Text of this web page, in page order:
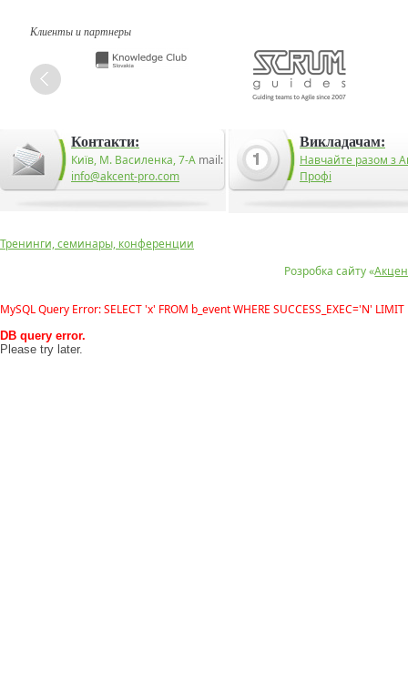
Клиенты и партнеры
Контакти:
Київ, М. Василенка, 7-А mail:
info@akcent-pro.com
Викладачам:
Навчайте разом з
Профі
Розробка сайту «
Тренинги, семинары, конференции
MySQL Query Error: SELECT 'x' FROM b_event WHERE SUCCESS_EXEC='N' LIMIT
DB query error.
Please try later.